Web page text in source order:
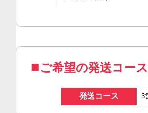
ご希望の発送コー
発送コース